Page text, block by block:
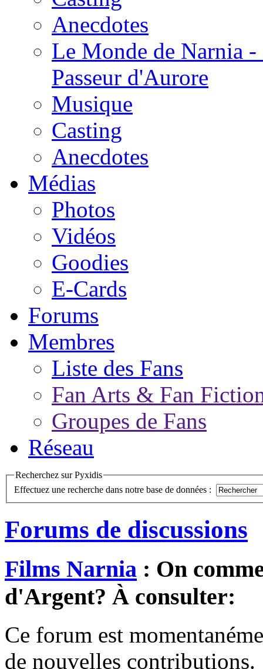
Anecdotes
Le Monde de Narnia
Passeur d'Aurore
Musique
Casting
Anecdotes
Médias
Photos
Vidéos
Goodies
E-Cards
Forums
Membres
Liste des Fans
Fan Arts & Fan
Groupes de Fans
Réseau
Recherchez sur Pyxidis
Effectuez une recherche dans notre base de données :
Forums de discussions
Films Narnia : On
d'Argent? À consulter:
Ce forum est
de nouvelles contributions.